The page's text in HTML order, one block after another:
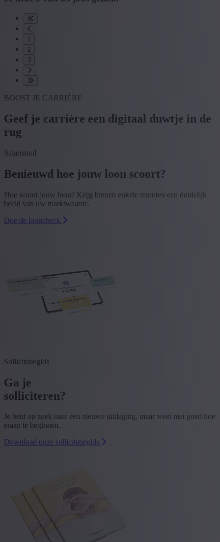
1
2
3
BOOST JE CARRIÉRE
Geef je carrière een digitaal duwtje in de
rug
Salaristool
Benieuwd hoe jouw loon scoort?
Hoe scoort jouw loon? Krijg binnen enkele minuten een duidelijk
beeld van uw marktwaarde.
Doe de looncheck
Sollicitatiegids
Ga je
solliciteren?
Je bent op zoek naar een nieuwe uitdaging, maar weet niet goed hoe
eraan te beginnen.
Download onze sollicitatiegids